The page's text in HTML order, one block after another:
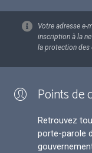
Votre adresse e-
inscription à la
la protection des
Points de
Retrouvez
porte-parole